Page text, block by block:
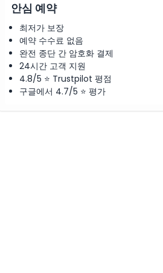
안심 예약
최저가 보장
예약 수수료 없음
완전 종단 간 암호화 결제
24시간 고객 지원
4.8/5 ⭐ Trustpilot 평점
구글에서 4.7/5 ⭐ 평가